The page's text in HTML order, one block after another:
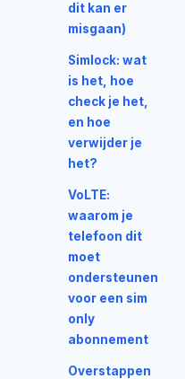
dit kan er
misgaan)
Simlock: wat
is het, hoe
check je het,
en hoe
verwijder je
het?
VoLTE:
waarom je
telefoon dit
moet
ondersteunen
voor een sim
only
abonnement
Overstappen